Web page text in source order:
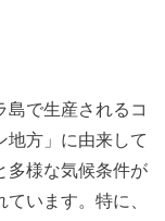
島で生産されるコ
地方」に由来して
多様な気候条件が
います。特に、